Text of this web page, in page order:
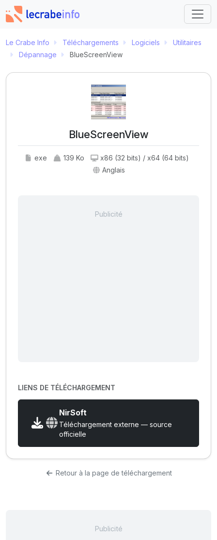
Le Crabe Info Téléchargements Logiciels
Utilitaires
Dépannage
BlueScreenView
BlueScreenView
exe 139 Ko
x86 (32 bits) / x64 (64 bits)
Anglais
LIENS DE TÉLÉCHARGEMENT
NirSoft
Téléchargement externe — source
officielle
Retour à la page de téléchargement